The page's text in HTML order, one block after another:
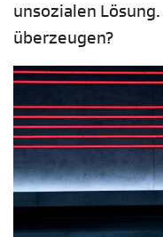
unsozialen
überzeugen?